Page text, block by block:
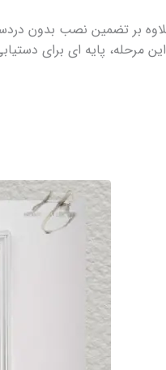
بر تضمین نصب بدون
مرحله، پایه‌ ای برای